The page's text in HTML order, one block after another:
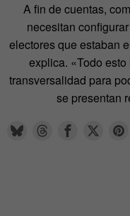
A fin de cuentas,
necesitan
electores que estaban
explica. «Todo
transversalidad para
se presentan